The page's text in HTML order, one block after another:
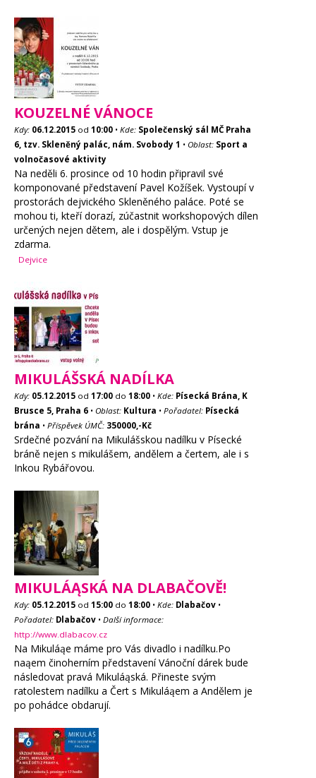
KOUZELNÉ VÁNOCE
Kdy: 06.12.2015 od 10:00 • Kde: Společenský sál MČ Praha
6, tzv. Skleněný palác, nám. Svobody 1 • Oblast: Sport a
volnočasové aktivity
Na neděli 6. prosince od 10 hodin připravil své
komponované představení Pavel Kožíšek. Vystoupí v
prostorách dejvického Skleněného paláce. Poté se
mohou ti, kteří dorazí, zúčastnit workshopových dílen
určených nejen dětem, ale i dospělým. Vstup je
zdarma.
Dejvice
MIKULÁŠSKÁ NADÍLKA
Kdy: 05.12.2015 od 17:00 do 18:00 • Kde: Písecká Brána, K
Brusce 5, Praha 6 • Oblast: Kultura • Pořadatel: Písecká
brána • Příspěvek ÚMČ: 350000,-Kč
Srdečné pozvání na Mikulášskou nadílku v Písecké
bráně nejen s mikulášem, andělem a čertem, ale i s
Inkou Rybářovou.
MIKULÁĄSKÁ NA DLABAČOVĚ!
Kdy: 05.12.2015 od 15:00 do 18:00 • Kde: Dlabačov •
Pořadatel: Dlabačov • Další informace:
http://www.dlabacov.cz
Na Mikuláąe máme pro Vás divadlo i nadílku.Po
naąem činoherním představení Vánoční dárek bude
následovat pravá Mikuláąská. Přineste svým
ratolestem nadílku a Čert s Mikuláąem a Andělem je
po pohádce obdarují.